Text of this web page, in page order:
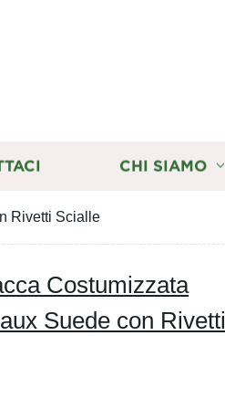
CHI SIAMO
Rivetti Scialle
Costumizzata
Suede con Rivetti